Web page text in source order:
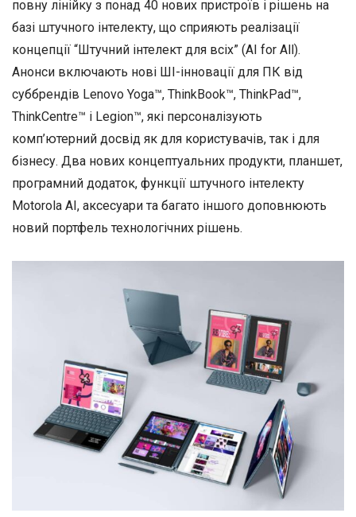
повну лінійку з понад 40 нових пристроїв і рішень на
базі штучного інтелекту, що сприяють реалізації
концепції “Штучний інтелект для всіх” (AI for All).
Анонси включають нові ШІ-інновації для ПК від
суббрендів Lenovo Yoga™, ThinkBook™, ThinkPad™,
ThinkCentre™ і Legion™, які персоналізують
комп’ютерний досвід як для користувачів, так і для
бізнесу. Два нових концептуальних продукти, планшет,
програмний додаток, функції штучного інтелекту
Motorola AI, аксесуари та багато іншого доповнюють
новий портфель технологічних рішень.